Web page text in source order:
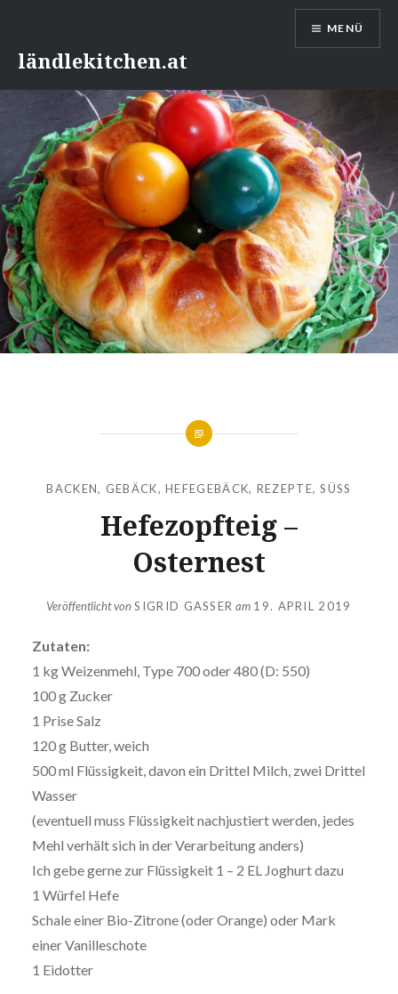
Inhaltländlekitchen.at
MENÜ
BACKEN, GEBÄCK,HEFEGEBÄCK, REZEPTE,SÜSS
Hefezopfteig –
Osternest
Veröffentlicht vonSIGRID GASSER am 19. APRIL 2019
Zutaten:
1 kg Weizenmehl, Type 700 oder 480 (D: 550)
100 g Zucker
1 Prise Salz
120 g Butter, weich
500 ml Flüssigkeit, davon ein Drittel Milch, zwei Drittel
Wasser
(eventuell muss Flüssigkeit nachjustiert werden, jedes
Mehl verhält sich in der Verarbeitung anders)
Ich gebe gerne zur Flüssigkeit 1 – 2 EL Joghurt dazu
1 Würfel Hefe
Schale einer Bio-Zitrone (oder Orange) oder Mark
einer Vanilleschote
1 Eidotter